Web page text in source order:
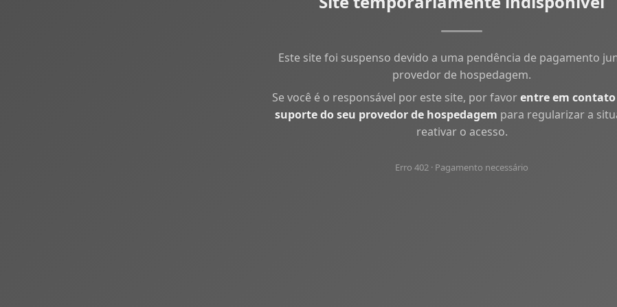
Este site foi suspenso devido a uma pendência de pagamento
provedor de hospedagem.
Se você é o responsável por este site, por favorentre em
suporte do seu provedor de hospedagem para regularizar a
reativar o acesso.
Erro 402 · Pagamento necessário